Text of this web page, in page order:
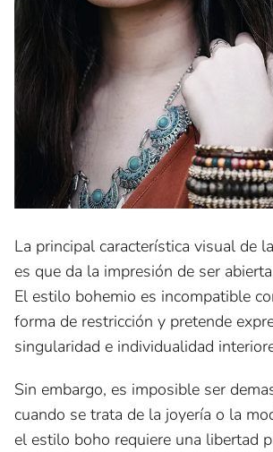
La principal característica visual de
es que da la impresión de ser
El estilo bohemio es incompatible
forma de restricción y pretende
singularidad e individualidad
Sin embargo, es imposible ser
cuando se trata de la joyería o la
el estilo boho requiere una libertad